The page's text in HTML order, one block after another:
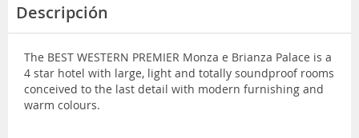
Descripción
The BEST WESTERN PREMIER Monza e Brianza Palace is a
4 star hotel with large, light and totally soundproof rooms
conceived to the last detail with modern furnishing and
warm colours.